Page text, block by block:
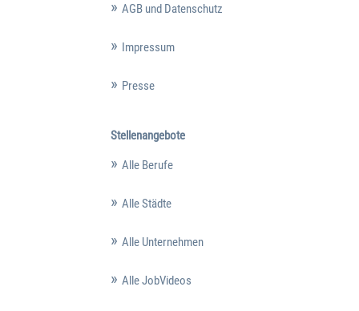
AGB und Datenschutz
Impressum
Presse
Stellenangebote
Alle Berufe
Alle Städte
Alle Unternehmen
Alle JobVideos